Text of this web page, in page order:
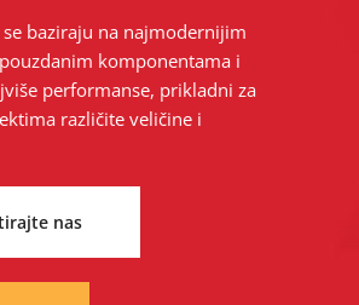
baziraju na najmodernijim
komponentama i
performanse, prikladni za
različite veličine i
nas